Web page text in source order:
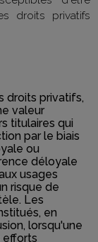
droits privatifs
droits privatifs,
valeur
titulaires qui
par le biais
ou
déloyale
usages
risque de
Les
en
lorsqu'une
efforts